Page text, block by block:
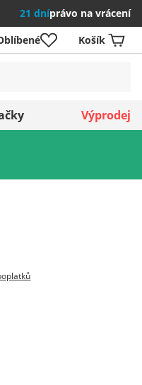
21 dníprávo na vrácení
Košík
Výprodej